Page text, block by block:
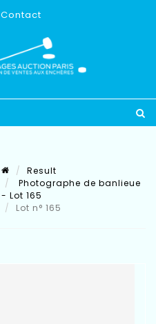
Contact
Result
Photographe de banlieue
- Lot 165
Lot n° 165